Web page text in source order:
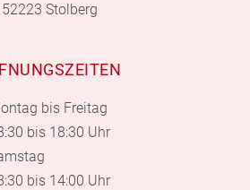
52223 Stolberg
bis Freitag
bis 18:30 Uhr
bis 14:00 Uhr